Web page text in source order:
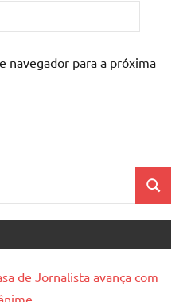
navegador para a próxima
de Jornalista avança com